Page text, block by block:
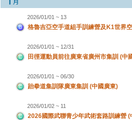
2026/01/01 ~ 13
格魯吉亞空手道組手訓練營及K1世界
2026/01/01 ~ 12/31
田徑運動員前往廣東省廣州市集訓 (中
2026/01/01 ~ 06/30
跆拳道集訓隊廣東集訓 (中國廣東)
2026/01/02 ~ 11
2026國際武聯青少年武術套路訓練營 (